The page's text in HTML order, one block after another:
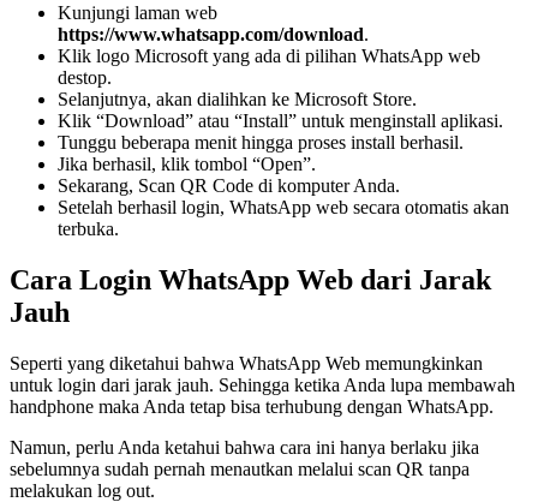
Kunjungi laman web
https://www.whatsapp.com/download.
Klik logo Microsoft yang ada di pilihan WhatsApp web
destop.
Selanjutnya, akan dialihkan ke Microsoft Store.
Klik “Download” atau “Install” untuk menginstall aplikasi.
Tunggu beberapa menit hingga proses install berhasil.
Jika berhasil, klik tombol “Open”.
Sekarang, Scan QR Code di komputer Anda.
Setelah berhasil login, WhatsApp web secara otomatis akan
terbuka.
Cara Login WhatsApp Web dari Jarak
Jauh
Seperti yang diketahui bahwa WhatsApp Web memungkinkan
untuk login dari jarak jauh. Sehingga ketika Anda lupa membawah
handphone maka Anda tetap bisa terhubung dengan WhatsApp.
Namun, perlu Anda ketahui bahwa cara ini hanya berlaku jika
sebelumnya sudah pernah menautkan melalui scan QR tanpa
melakukan log out.